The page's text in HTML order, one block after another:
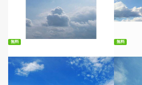
無料ダウンロード
無料 無料